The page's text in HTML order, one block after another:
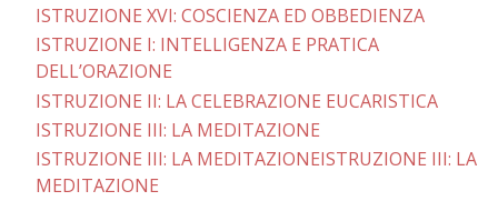
ISTRUZIONE XVI: COSCIENZA ED OBBEDIENZA
ISTRUZIONE I: INTELLIGENZA E PRATICA
DELL’ORAZIONE
ISTRUZIONE II: LA CELEBRAZIONE EUCARISTICA
ISTRUZIONE III: LA MEDITAZIONE
ISTRUZIONE III: LA MEDITAZIONEISTRUZIONE III: LA
MEDITAZIONE